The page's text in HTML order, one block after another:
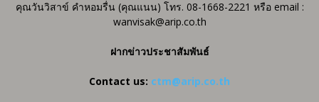
คุณวันวิสาข์ คำหอมรื่น (คุณแนน) โทร. 08-1668-2221 หรือ email :
wanvisak@arip.co.th
ฝากข่าวประชาสัมพันธ์
Contact us: ctm@arip.co.th